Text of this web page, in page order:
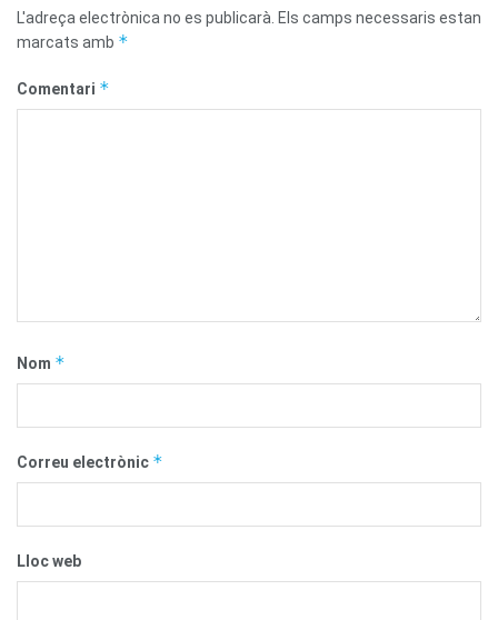
L'adreça electrònica no es publicarà. Els camps necessaris estan
marcats amb *
Comentari *
Nom *
Correu electrònic *
Lloc web